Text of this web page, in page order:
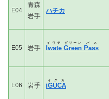
E04
青森
岩手
ハチカ
E05 岩手 Iwate
イワテ
Green
グリーン
Pass
パス
E06 岩手 iGUCA
イグカ